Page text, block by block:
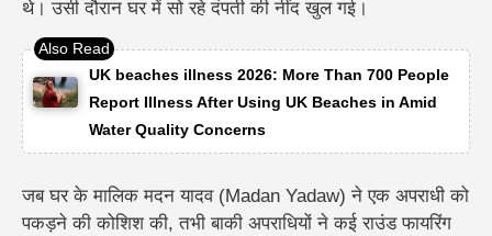
थे। उसी दौरान घर में सो रहे दंपती की नींद खुल गई।
UK beaches illness 2026: More Than 700 People
Report Illness After Using UK Beaches in Amid
Water Quality Concerns
जब घर के मालिक मदन यादव (Madan Yadaw) ने एक अपराधी को
पकड़ने की कोशिश की, तभी बाकी अपराधियों ने कई राउंड फायरिंग